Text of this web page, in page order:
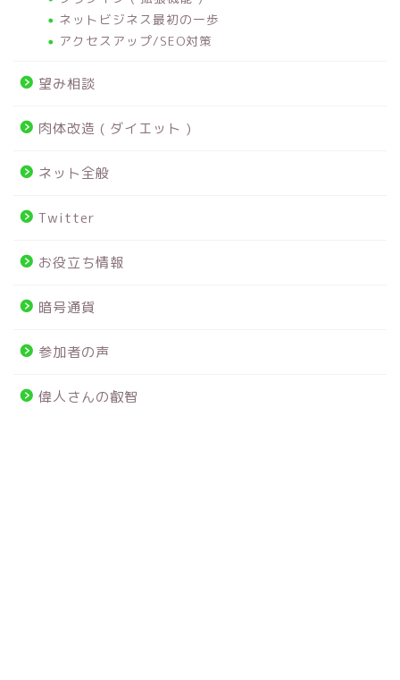
ネットビジネス最初の一歩
アクセスアップ/SEO対策
望み相談
肉体改造 ( ダイエット )
ネット全般
Twitter
お役立ち情報
暗号通貨
参加者の声
偉人さんの叡智